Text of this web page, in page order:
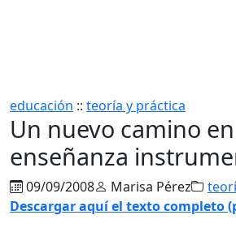
educación :: teoría y práctica
Un nuevo camino
enseñanza
09/09/2008 Marisa Pérez
Descargar aquí el texto completo